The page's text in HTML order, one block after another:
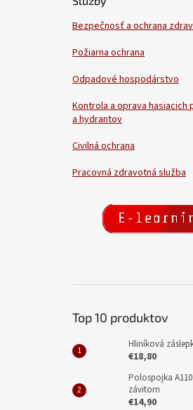
Bezpečnosť a ochrana
Požiarna ochrana
Odpadové hospodárstvo
Kontrola a oprava hasiacich
a hydrantov
Civilná ochrana
Pracovná zdravotná služba
Top 10 produktov
Hliníková
€18,80
Polospojka
závitom
€14,90